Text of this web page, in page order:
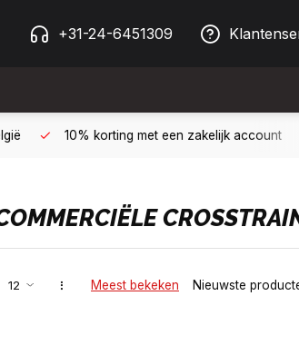
+31-24-6451309
dagen factuur met Biller! Bereikbaar per
Meest bekeken Nieuwste